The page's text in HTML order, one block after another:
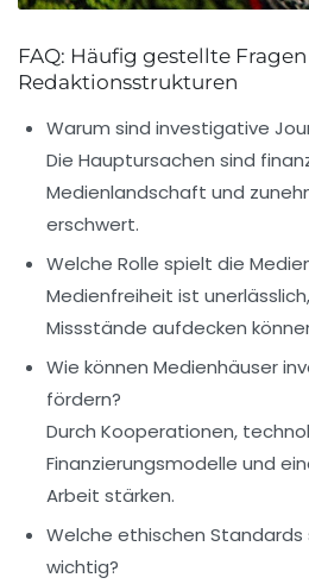
FAQ: Häufig gestellte
Redaktionsstrukturen
Warum sind investigative
Die Hauptursachen sind
Medienlandschaft und
erschwert.
Welche Rolle spielt die
Medienfreiheit ist
Missstände aufdecken
Wie können Medienhäuser
fördern?
Durch Kooperationen,
Finanzierungsmodelle und
Arbeit stärken.
Welche ethischen
wichtig?